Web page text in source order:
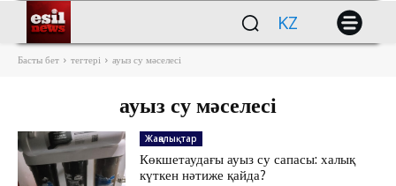
KZ
Басты бет тегтері ауыз су мәселесі
ауыз су мәселесі
Жаңалықтар
Көкшетаудағы ауыз су сапасы: халық
күткен нәтиже қайда?